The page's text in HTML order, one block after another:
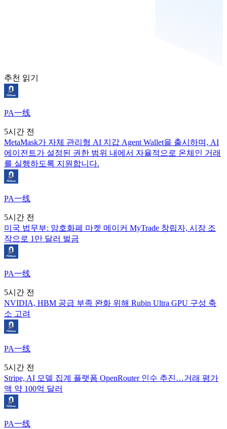
추천 읽기
PA一线
5시간 전
MetaMask가 자체 관리형 AI 지갑 Agent Wallet을 출시하며, AI
에이전트가 설정된 권한 범위 내에서 자율적으로 온체인 거래
를 실행하도록 지원합니다.
PA一线
5시간 전
미국 법무부: 암호화폐 마켓 메이커 MyTrade 창립자, 시장 조
작으로 1만 달러 벌금
PA一线
5시간 전
NVIDIA, HBM 공급 부족 완화 위해 Rubin Ultra GPU 구성 축
소 고려
PA一线
5시간 전
Stripe, AI 모델 집계 플랫폼 OpenRouter 인수 추진…거래 평가
액 약 100억 달러
PA一线